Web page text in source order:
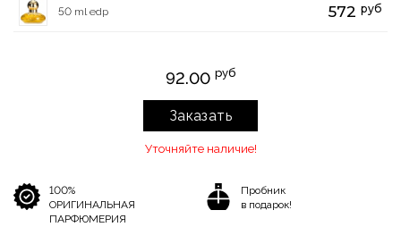
50 ml edp 572 руб
92.00 руб
Заказать
Уточняйте наличие!
100%
ОРИГИНАЛЬНАЯ
ПАРФЮМЕРИЯ
Пробник
в подарок!